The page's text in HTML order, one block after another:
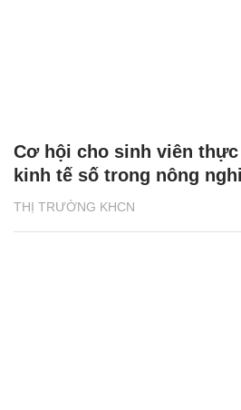
THỊ TRƯỜNG KHCN
Cơ hội cho sinh viên
kinh tế số trong nông